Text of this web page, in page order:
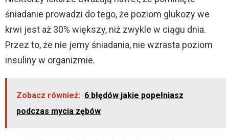
śniadanie prowadzi do tego, że poziom glukozy we
krwi jest aż 30% większy, niż zwykle w ciągu dnia.
Przez to, że nie jemy śniadania, nie wzrasta poziom
insuliny w organizmie.
Zobacz również: 6 błędów jakie popełniasz
podczas mycia zębów